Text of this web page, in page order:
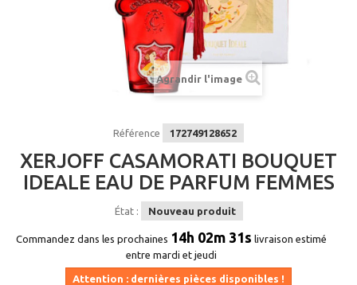
Agrandir l'image
Référence 172749128652
XERJOFF CASAMORATI BOUQUET
IDEALE EAU DE PARFUM FEMMES
État : Nouveau produit
Commandez dans les prochaines 14h 02m 31s livraison estimé
entre mardi et jeudi
Attention : dernières pièces disponibles !